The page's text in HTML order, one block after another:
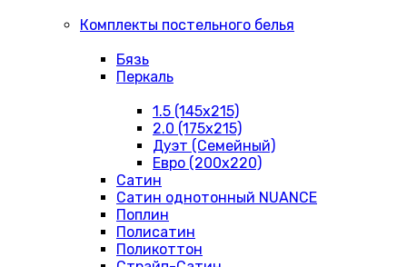
Комплекты постельного белья
Бязь
Перкаль
1.5 (145х215)
2.0 (175х215)
Дуэт (Семейный)
Евро (200х220)
Сатин
Сатин однотонный NUANCE
Поплин
Полисатин
Поликоттон